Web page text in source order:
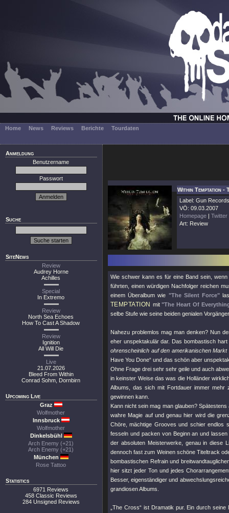
Home News Reviews Berichte Tourdaten
Anmeldung
Benutzername
Passwort
Suche
SiteNews
Review
Audrey Horne
Achilles
Special
In Extremo
Review
North Sea Echoes
How To Cast A Shadow
Review
Ignition
All Will Die
Live
21.07.2026
Bleed From Within
Conrad Sohm, Dornbirn
Upcoming Live
Graz
Wolfmother
Innsbruck
Wolfmother
Dinkelsbühl
Arch Enemy (+21)
Arch Enemy (+21)
München
Rose Tattoo
Statistics
6971 Reviews
458 Classic Reviews
284 Unsigned Reviews
Within Temptation -
Label: Gun Records
VÖ: 09.03.2007
Homepage | Twitter
Art: Review
Wie schwer kann es für eine Band sein,
führten, einen würdigen Nachfolger reichen
einem Überalbum wie "The Silent Force"
TEMPTATION mit"The Heart Of
selbe Stufe wie seine beiden genialen
Nahezu problemlos mag man denken? Nun
eher unspektakulär dar. Das bombastisch
ohrenscheinlich auf den amerikanischen Markt
Have You Done“ und das schön aber
Ohne Frage drei sehr sehr geile und auch
in keinster Weise das was die Holländer
Albums, das sich mit Fortdauer immer
gewinnen kann.
Kann nicht sein mag man glauben?
wahre Magie auf und genau hier wird die
Chöre, mächtige Grooves und schier endlos
fesseln und packen von Beginn an und
der absoluten Meisterwerke, genau in diese
dennoch fast zum Weinen schöne Titeltrack
bombastischen Refrain und
hier sitzt jeder Ton und jedes
Besser, eigenständiger und
grandiosen Albums.
„The Cross“ ist Dramatik pur. Ein durch